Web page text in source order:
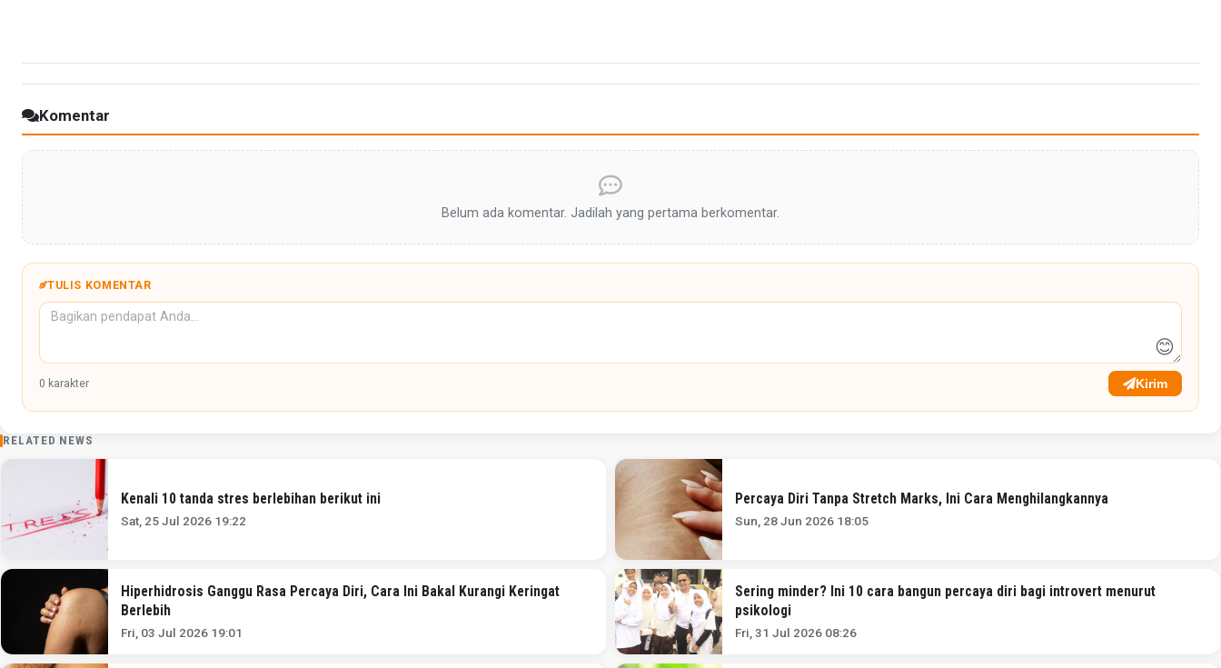
Komentar
Belum ada komentar. Jadilah yang pertama berkomentar.
TULIS KOMENTAR
😊
0 karakter Kirim
RELATED NEWS
Kenali 10 tanda stres berlebihan berikut ini
Sat, 25 Jul 2026 19:22
Percaya Diri Tanpa Stretch Marks, Ini Cara Menghilangkannya
Sun, 28 Jun 2026 18:05
Hiperhidrosis Ganggu Rasa Percaya Diri, Cara Ini Bakal Kurangi Keringat
Berlebih
Fri, 03 Jul 2026 19:01
Sering minder? Ini 10 cara bangun percaya diri bagi introvert menurut
psikologi
Fri, 31 Jul 2026 08:26